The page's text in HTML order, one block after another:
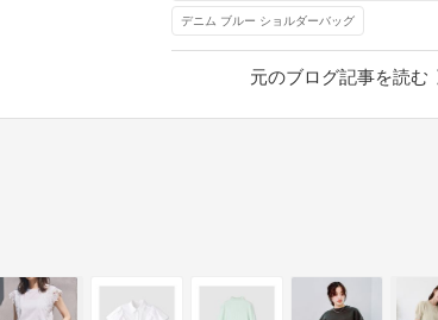
元記事へ
デニム ブルー ショルダーバッグ
元のブログ記事を読む